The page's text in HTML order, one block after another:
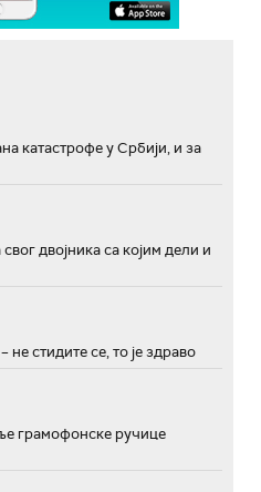
катастрофе у Србији, и за
двојника са којим дели и
не стидите се, то је здраво
грамофонске ручице